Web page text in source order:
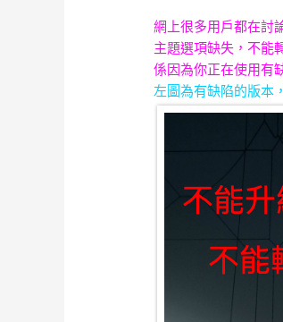
網上很多用戶都在討
主題選項缺失，不能
係因為你正在使用有
左圖為有缺陷的版本